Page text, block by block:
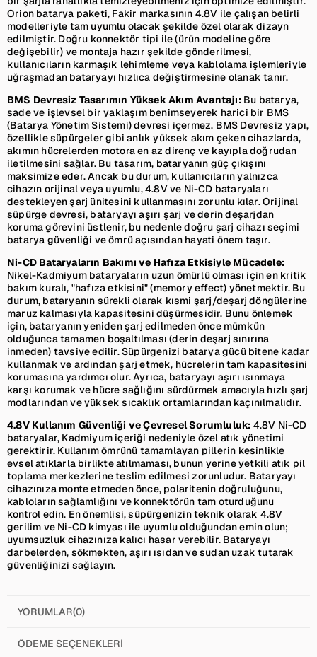
Orion batarya paketi, Fakir markasının 4.8V ile çalışan belirli
modelleriyle tam uyumlu olacak şekilde özel olarak dizayn
edilmiştir. Doğru konnektör tipi ile (ürün modeline göre
değişebilir) ve montaja hazır şekilde gönderilmesi,
kullanıcıların karmaşık lehimleme veya kablolama işlemleriyle
uğraşmadan bataryayı hızlıca değiştirmesine olanak tanır.
BMS Devresiz Tasarımın Yüksek Akım Avantajı:Bu batarya,
sade ve işlevsel bir yaklaşım benimseyerek harici bir BMS
(Batarya Yönetim Sistemi) devresi içermez. BMS Devresiz yapı,
özellikle süpürgeler gibi anlık yüksek akım çeken cihazlarda,
akımın hücrelerden motora en az direnç ve kayıpla doğrudan
iletilmesini sağlar. Bu tasarım, bataryanın güç çıkışını
maksimize eder. Ancak bu durum, kullanıcıların yalnızca
cihazın orijinal veya uyumlu, 4.8V ve Ni-CD bataryaları
destekleyen şarj ünitesini kullanmasını zorunlu kılar. Orijinal
süpürge devresi, bataryayı aşırı şarj ve derin deşarjdan
koruma görevini üstlenir, bu nedenle doğru şarj cihazı seçimi
batarya güvenliği ve ömrü açısından hayati önem taşır.
Ni-CD Bataryaların Bakımı ve Hafıza Etkisiyle Mücadele:
Nikel-Kadmiyum bataryaların uzun ömürlü olması için en kritik
bakım kuralı, "hafıza etkisini" (memory effect) yönetmektir. Bu
durum, bataryanın sürekli olarak kısmi şarj/deşarj döngülerine
maruz kalmasıyla kapasitesini düşürmesidir. Bunu önlemek
için, bataryanın yeniden şarj edilmeden önce mümkün
olduğunca tamamen boşaltılması (derin deşarj sınırına
inmeden) tavsiye edilir. Süpürgenizi batarya gücü bitene kadar
kullanmak ve ardından şarj etmek, hücrelerin tam kapasitesini
korumasına yardımcı olur. Ayrıca, bataryayı aşırı ısınmaya
karşı korumak ve hücre sağlığını sürdürmek amacıyla hızlı şarj
modlarından ve yüksek sıcaklık ortamlarından kaçınılmalıdır.
4.8V Kullanım Güvenliği ve Çevresel Sorumluluk: 4.8V Ni-CD
bataryalar, Kadmiyum içeriği nedeniyle özel atık yönetimi
gerektirir. Kullanım ömrünü tamamlayan pillerin kesinlikle
evsel atıklarla birlikte atılmaması, bunun yerine yetkili atık pil
toplama merkezlerine teslim edilmesi zorunludur. Bataryayı
cihazınıza monte etmeden önce, polaritenin doğruluğunu,
kabloların sağlamlığını ve konnektörün tam oturduğunu
kontrol edin. En önemlisi, süpürgenizin teknik olarak 4.8V
gerilim ve Ni-CD kimyası ile uyumlu olduğundan emin olun;
uyumsuzluk cihazınıza kalıcı hasar verebilir. Bataryayı
darbelerden, sökmekten, aşırı ısıdan ve sudan uzak tutarak
güvenliğinizi sağlayın.
YORUMLAR(0)
ÖDEME SEÇENEKLERI